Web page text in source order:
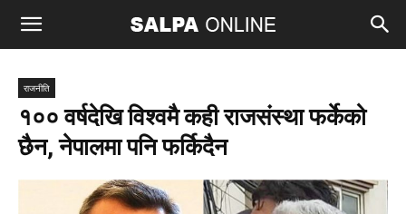
राजनीति
१०० वर्षदेखि विश्वमै कही राजसंस्था फर्केको
छैन, नेपालमा पनि फर्किदैन